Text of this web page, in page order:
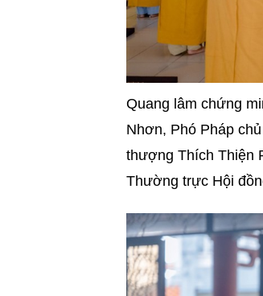
Quang lâm chứng
Nhơn, Phó Pháp
thượng Thích Thiện
Thường trực Hội